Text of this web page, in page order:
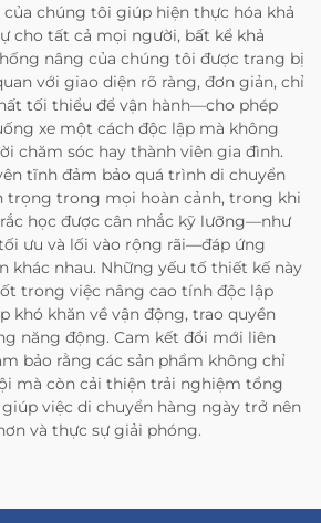
của chúng tôi giúp hiện thực hóa khả
cho tất cả mọi người, bất kể khả
nâng của chúng tôi được trang bị
với giao diện rõ ràng, đơn giản, chỉ
tối thiểu để vận hành—cho phép
xe một cách độc lập mà không
chăm sóc hay thành viên gia đình.
tĩnh đảm bảo quá trình di chuyển
trọng trong mọi hoàn cảnh, trong khi
học được cân nhắc kỹ lưỡng—như
ưu và lối vào rộng rãi—đáp ứng
khác nhau. Những yếu tố thiết kế này
trong việc nâng cao tính độc lập
khó khăn về vận động, trao quyền
năng động. Cam kết đổi mới liên
bảo rằng các sản phẩm không chỉ
mà còn cải thiện trải nghiệm tổng
việc di chuyển hàng ngày trở nên
và thực sự giải phóng.